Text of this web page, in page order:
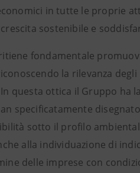
in tutte le proprie
sostenibile e
fondamentale
la rilevanza
In questa ottica il Gruppo
specificatamente
sotto il profilo
alla individuazione di
delle imprese con